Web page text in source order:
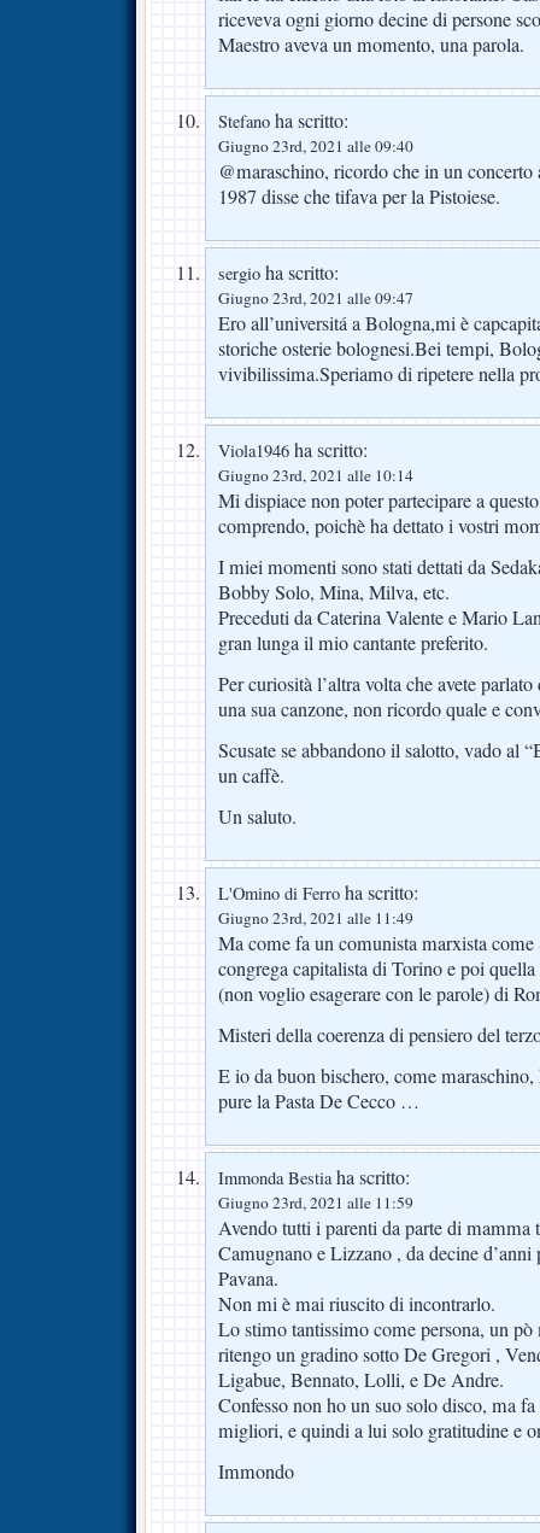
riceveva ogni giorno decine di persone
Maestro aveva un momento, una parola.
Stefano ha scritto:
Giugno 23rd, 2021 alle 09:40
@maraschino, ricordo che in un
1987 disse che tifava per la Pistoiese.
sergio ha scritto:
Giugno 23rd, 2021 alle 09:47
Ero all’universitá a Bologna,mi è
storiche osterie bolognesi.Bei tempi,
vivibilissima.Speriamo di ripetere nella
Viola1946 ha scritto:
Giugno 23rd, 2021 alle 10:14
Mi dispiace non poter partecipare a
comprendo, poichè ha dettato i vostri
I miei momenti sono stati dettati da
Bobby Solo, Mina, Milva, etc.
Preceduti da Caterina Valente e Mario
gran lunga il mio cantante preferito.
Per curiosità l’altra volta che avete
una sua canzone, non ricordo quale e
Scusate se abbandono il salotto, vado al
un caffè.
Un saluto.
L'Omino di Ferro ha scritto:
Giugno 23rd, 2021 alle 11:49
Ma come fa un comunista marxista
congrega capitalista di Torino e poi
(non voglio esagerare con le parole) di
Misteri della coerenza di pensiero del
E io da buon bischero, come
pure la Pasta De Cecco …
Immonda Bestiaha scritto:
Giugno 23rd, 2021 alle 11:59
Avendo tutti i parenti da parte di mamma
Camugnano e Lizzano , da decine d’anni
Pavana.
Non mi è mai riuscito di incontrarlo.
Lo stimo tantissimo come persona, un
ritengo un gradino sotto De Gregori ,
Ligabue, Bennato, Lolli, e De Andre.
Confesso non ho un suo solo disco, ma
migliori, e quindi a lui solo gratitudine e
Immondo